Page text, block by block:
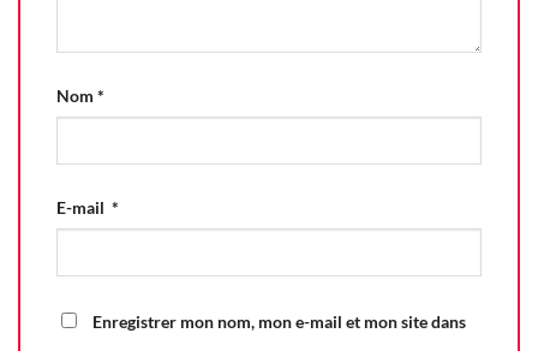
Nom *
E-mail *
Enregistrer mon nom, mon e-mail et mon site dans